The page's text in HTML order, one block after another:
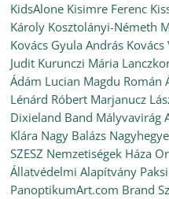
KidsAlone Kisimre Ferenc
Károly Kosztolányi-Németh
Kovács Gyula András Kovács
Judit Kurunczi Mária
Ádám Lucian Magdu Román
Lénárd Róbert Marjanucz
Dixieland Band Mályvavirág
Klára Nagy Balázs
SZESZ Nemzetiségek Háza
Állatvédelmi Alapítvány
PanoptikumArt.com Brand